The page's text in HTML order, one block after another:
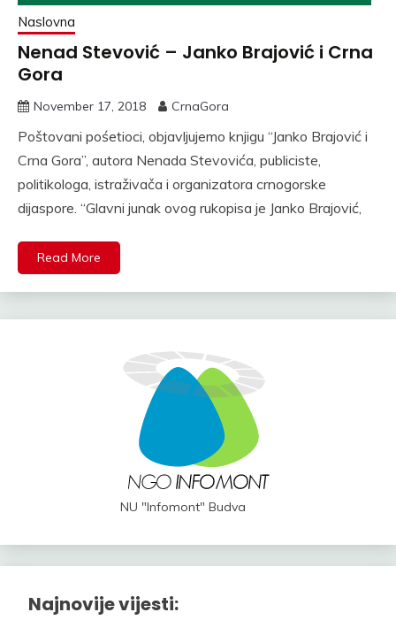
Naslovna
Nenad Stevović – Janko Brajović i Crna
Gora
November 17, 2018 CrnaGora
Poštovani pośetioci, objavljujemo knjigu “Janko Brajović i
Crna Gora”, autora Nenada Stevovića, publiciste,
politikologa, istraživača i organizatora crnogorske
dijaspore. “Glavni junak ovog rukopisa je Janko Brajović,
Read More
NU "Infomont" Budva
Najnovije vijesti: